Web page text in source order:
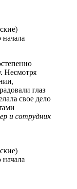
Несмотря
глаз
свое дело
и сотрудник